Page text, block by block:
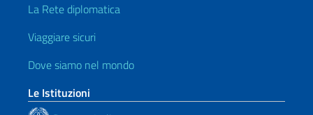
La Rete diplomatica
Viaggiare sicuri
Dove siamo nel mondo
Le Istituzioni